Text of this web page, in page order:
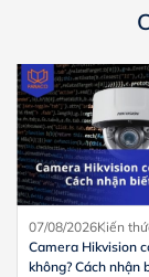
07/08/2026Kiến
Camera Hikvision
không? Cách nhận